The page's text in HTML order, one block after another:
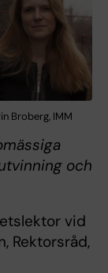
Broberg, IMM
och
vid
Rektorsråd,